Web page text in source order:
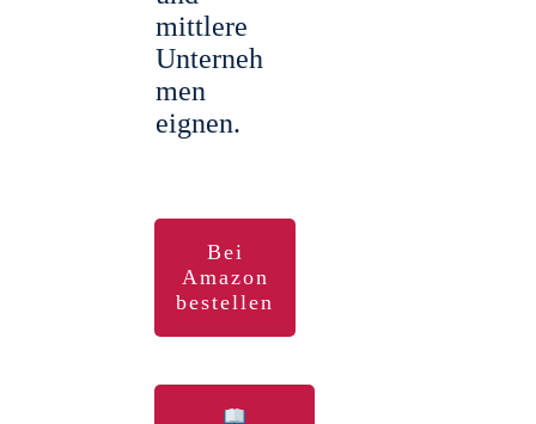
mittlere
Unterneh
men
eignen.
Bei
Amazon
bestellen